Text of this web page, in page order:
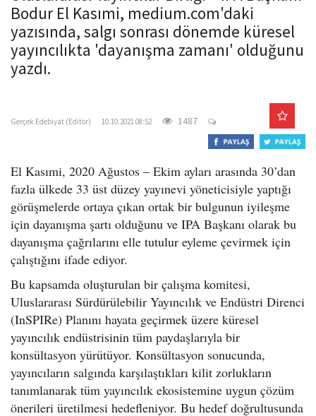
Bodur El Kasımi, medium.com'daki
yazısında, salgı sonrası dönemde küresel
yayıncılıkta 'dayanışma zamanı' olduğunu
yazdı.
Gerçek Edebiyat (Editör) 10.10.2021 08:52 1487
El Kasımi, 2020 Ağustos – Ekim ayları arasında 30’dan
fazla ülkede 33 üst düzey yayınevi yöneticisiyle yaptığı
görüşmelerde ortaya çıkan ortak bir bulgunun iyileşme
için dayanışma şartı olduğunu ve IPA Başkanı olarak bu
dayanışma çağrılarını elle tutulur eyleme çevirmek için
çalıştığını ifade ediyor.
Bu kapsamda oluşturulan bir çalışma komitesi,
Uluslararası Sürdürülebilir Yayıncılık ve Endüstri Direnci
(InSPIRe) Planını hayata geçirmek üzere küresel
yayıncılık endüstrisinin tüm paydaşlarıyla bir
konsültasyon yürütüyor. Konsültasyon sonucunda,
yayıncıların salgında karşılaştıkları kilit zorlukların
tanımlanarak tüm yayıncılık ekosistemine uygun çözüm
önerileri üretilmesi hedefleniyor. Bu hedef doğrultusunda